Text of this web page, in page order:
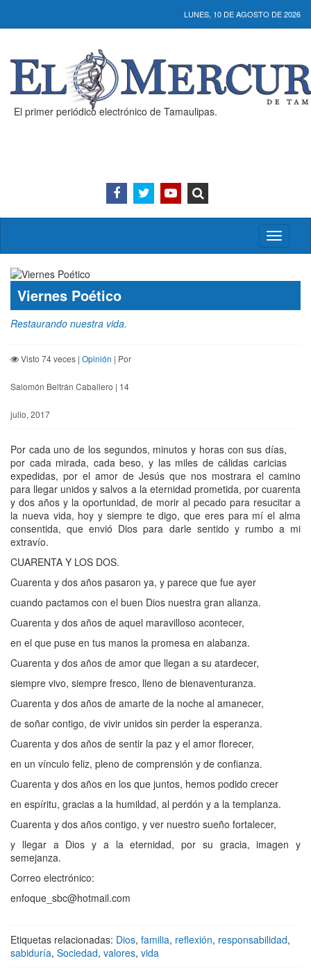
LUNES, 10 DE AGOSTO DE 2026
El primer periódico electrónico de Tamaulipas.
Activar/
menú
Viernes Poético
Restaurando nuestra vida.
Visto 74 veces | Opinión | Por
Salomón Beltrán Caballero | 14
julio, 2017
Por cada uno de los segundos, minutos y horas con sus días,
por cada mirada, cada beso, y las miles de cálidas caricias
expedidas, por el amor de Jesús que nos mostrara el camino
para llegar unidos y salvos a la eternidad prometida, por cuarenta
y dos años y la oportunidad, de morir al pecado para resucitar a
la nueva vida, hoy y siempre te digo, que eres para mí el alma
consentida, que envió Dios para darle sentido y rumbo a mi
extravío.
CUARENTA Y LOS DOS.
Cuarenta y dos años pasaron ya, y parece que fue ayer
cuando pactamos con el buen Dios nuestra gran alianza.
Cuarenta y dos años de aquel maravilloso acontecer,
en el que puse en tus manos la promesa en alabanza.
Cuarenta y dos años de amor que llegan a su atardecer,
siempre vivo, siempre fresco, lleno de bienaventuranza.
Cuarenta y dos años de amarte de la noche al amanecer,
de soñar contigo, de vivir unidos sin perder la esperanza.
Cuarenta y dos años de sentir la paz y el amor florecer,
en un vínculo feliz, pleno de comprensión y de confianza.
Cuarenta y dos años en los que juntos, hemos podido crecer
en espíritu, gracias a la humildad, al perdón y a la templanza.
Cuarenta y dos años contigo, y ver nuestro sueño fortalecer,
y llegar a Dios y a la eternidad, por su gracia, imagen y
semejanza.
Correo electrónico:
enfoque_sbc@hotmail.com
Etiquetas relacionadas: Dios, familia, reflexión, responsabilidad,
sabiduría, Sociedad, valores, vida